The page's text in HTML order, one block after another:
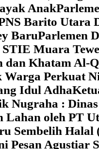
Anak
Barito Utara
BaruParlemen
Muara
Khatam Al-
Warga Perkuat
Idul Adha
Nugraha :
Lahan oleh PT
Sembelih
Pesan Agustiar